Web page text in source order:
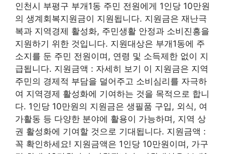
인천시 부평구 부개1동 주민 전원에게 1인당 10만원
의 생계회복지원금이 지원됩니다. 지원금은 재난극
복과 지역경제 활성화, 주민생활 안정과 소비진흥을
지원하기 위한 것입니다. 지원대상은 부개1동에 주
소지를 둔 주민 전원이며, 연령 및 소득제한 없이 지
급됩니다. 지원금액 : 자세히 보기 이 지원금은 지역
주민의 경제적 부담을 덜어주고 소비심리를 자극하
여 지역경제 활성화에 기여하는 것을 목적으로 합니
다. 1인당 10만원의 지원금은 생필품 구입, 외식, 여
가활동 등 다양한 분야에 활용이 가능하며, 지역 상
권 활성화에 기여할 것으로 기대됩니다. 지원금액 :
꼭 확인하세요! 지원금액은 1인당 10만원이며, 가구